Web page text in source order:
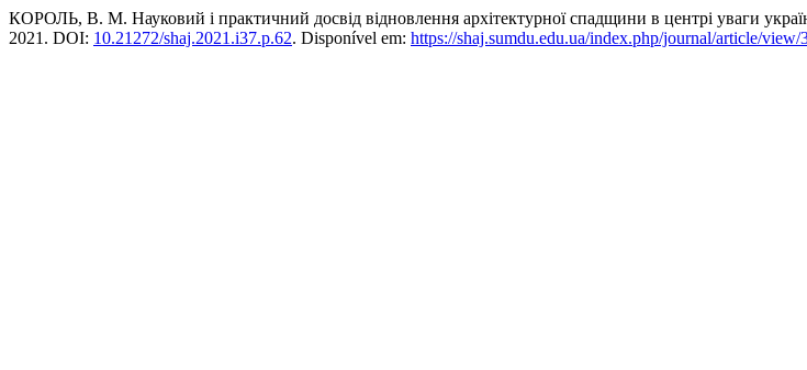
КОРОЛЬ, В. М. Науковий і практичний досвід відновлення архітектурної спадщини в центрі уваги
2021. DOI: 10.21272/shaj.2021.i37.p.62. Disponível em: https://shaj.sumdu.edu.ua/index.php/journal/article/view/